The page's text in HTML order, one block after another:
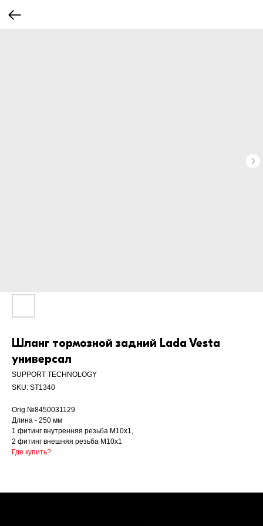
Шланг тормозной задний Lada Vesta
универсал
SUPPORT TECHNOLOGY
SKU: ST1340
Orig.№8450031129
Длина - 250 мм
1 фитинг внутренняя резьба М10х1,
2 фитинг внешняя резьба М10х1
Где купить?